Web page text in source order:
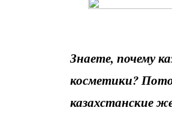
Знаете, почему
косметики?
казахстанские